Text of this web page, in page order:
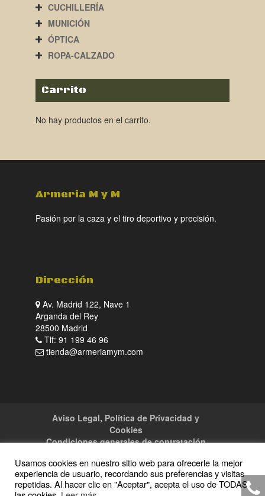
CUCHILLERÍA
MUNICIÓN
ÓPTICA
ROPA-CALZADO
Carrito
No hay productos en el carrito.
Armeria M y M
Pasión por la caza y el tiro deportivo y precisión.
Dirección
Av. Madrid 122, Nave 1
Arganda del Rey
28500 Madrid
Tlf: 91 199 46 96
tienda@armeriamym.com
Aviso Legal, Política de Privacidad y
Cookies
Condiciones generales de contratación
Usamos cookies en nuestro sitio web para ofrecerle la mejor
experiencia de usuario, recordando sus preferencias y visitas
repetidas. Al hacer clic en "Aceptar", acepta el uso de TODAS